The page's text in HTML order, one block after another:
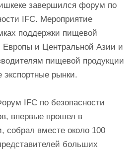
завершился форум по
IFC. Мероприятие
поддержки пищевой
Европы и Центральной Азии и
пищевой продукции
рынки.
IFC по безопасности
впервые прошел в
собрал вместе около 100
больших